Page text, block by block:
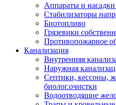
Аппараты и
Стабилизаторы
Биотопливо
Грязевики
Противопожарное
Канализация
Внутренняя
Наружная
Септики, кессоны,
биолог.очистки
Водоотводящие